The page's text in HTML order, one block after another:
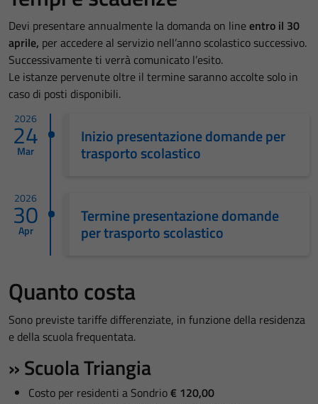
Devi presentare annualmente la domanda on lineentro il 30
aprile, per accedere al servizio nell’anno scolastico successivo.
Successivamente ti verrà comunicato l’esito.
Le istanze pervenute oltre il termine saranno accolte solo in
caso di posti disponibili.
2026
24
Mar
Inizio presentazione domande per
trasporto scolastico
2026
30
Apr
Termine presentazione domande
per trasporto scolastico
Quanto costa
Sono previste tariffe differenziate, in funzione della residenza
e della scuola frequentata.
» Scuola Triangia
Costo per residenti a Sondrio€ 120,00